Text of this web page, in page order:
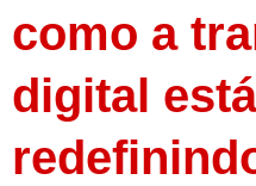
como a
digital está